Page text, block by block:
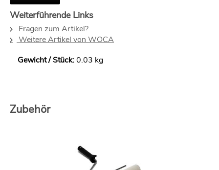
Weiterführende Links
Fragen zum Artikel?
Weitere Artikel von WOCA
Gewicht / Stück:0.03 kg
Zubehör